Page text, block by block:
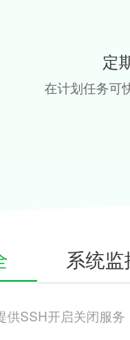
定
在计划任务可
系统
供SSH开启关闭服